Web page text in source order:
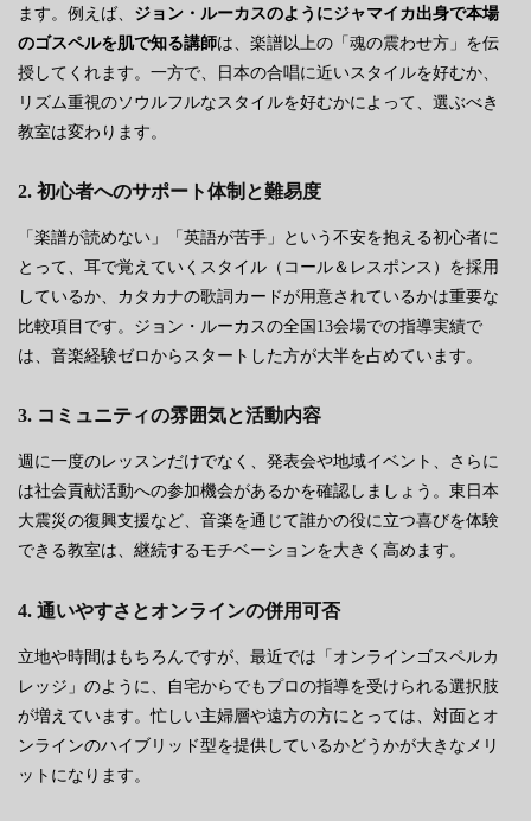
ます。例えば、 ジョン・ルーカスのようにジャマイカ出身で本場
のゴスペルを肌で知る講師は、楽譜以上の「魂の震わせ方」を伝
授してくれます。一方で、日本の合唱に近いスタイルを好むか、
リズム重視のソウルフルなスタイルを好むかによって、選ぶべき
教室は変わります。
2. 初心者へのサポート体制と難易度
「楽譜が読めない」「英語が苦手」という不安を抱える初心者に
とって、耳で覚えていくスタイル（コール＆レスポンス）を採用
しているか、カタカナの歌詞カードが用意されているかは重要な
比較項目です。ジョン・ルーカスの全国13会場での指導実績で
は、音楽経験ゼロからスタートした方が大半を占めています。
3. コミュニティの雰囲気と活動内容
週に一度のレッスンだけでなく、発表会や地域イベント、さらに
は社会貢献活動への参加機会があるかを確認しましょう。東日本
大震災の復興支援など、音楽を通じて誰かの役に立つ喜びを体験
できる教室は、継続するモチベーションを大きく高めます。
4. 通いやすさとオンラインの併用可否
立地や時間はもちろんですが、最近では「オンラインゴスペルカ
レッジ」のように、自宅からでもプロの指導を受けられる選択肢
が増えています。忙しい主婦層や遠方の方にとっては、対面とオ
ンラインのハイブリッド型を提供しているかどうかが大きなメリ
ットになります。